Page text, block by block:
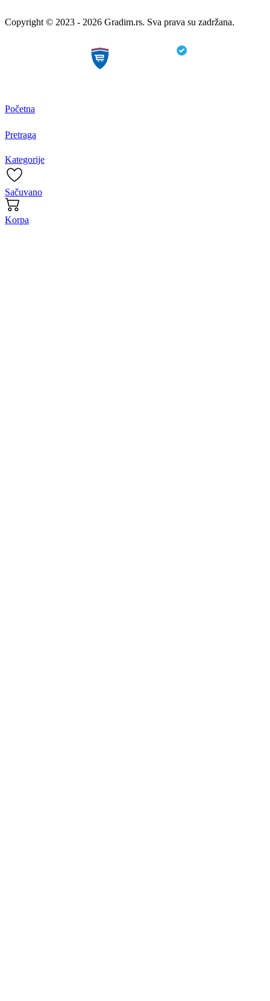
Copyright © 2023 - 2026 Gradim.rs. Sva prava su zadržana.
Početna
Pretraga
Kategorije
Sačuvano
Korpa